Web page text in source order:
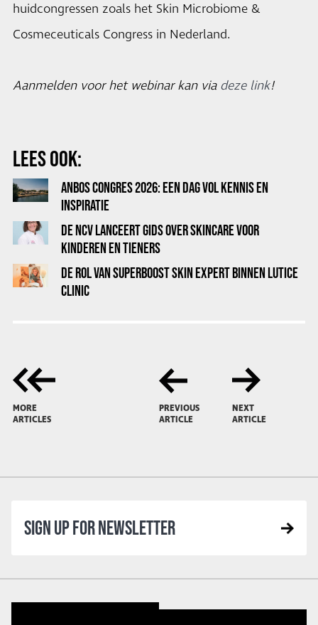
huidcongressen zoals het Skin Microbiome &
Cosmeceuticals Congress in Nederland.
Aanmelden voor het webinar kan via deze link!
LEES OOK:
ANBOS CONGRES 2026: EEN DAG VOL KENNIS EN
INSPIRATIE
DE NCV LANCEERT GIDS OVER SKINCARE VOOR
KINDEREN EN TIENERS
DE ROL VAN SUPERBOOST SKIN EXPERT BINNEN LUTICE
CLINIC
MORE
ARTICLES
PREVIOUS
ARTICLE
NEXT
ARTICLE
SIGN UP FOR NEWSLETTER